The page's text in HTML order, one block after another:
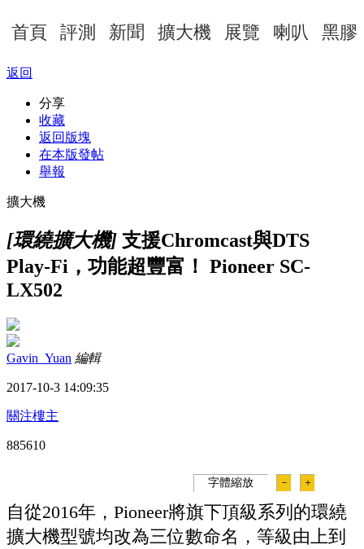
首頁 評測 新聞 擴大機 展覽 喇叭 黑膠
返回
分享
收藏
返回版塊
在本版發帖
舉報
擴大機
[環繞擴大機] 支援Chromcast與DTS
Play-Fi，功能超豐富！ Pioneer SC-
LX502
Gavin_Yuan 編輯
2017-10-3 14:09:35
關注樓主
885610
字體縮放 － ＋
自從2016年，Pioneer將旗下頂級系列的環繞
擴大機型號均改為三位數命名，等級由上到